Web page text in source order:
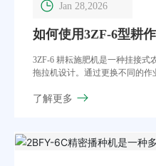
Jan 28,2026
如何使用3ZF-6型耕
3ZF-6 耕耘施肥机是一种挂接式
拖拉机设计。通过更换不同的
了解更多